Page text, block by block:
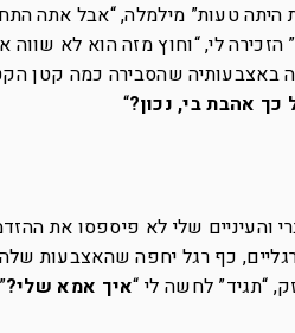
היתה טעות” מילמלה, “אבל אתה
לי, “וחוץ מזה הוא לא
באצבעותיה שהסבירה כמה קטן
כך אהבת בי, נכון?“
והעיניים שלי לא פיספסו את
כף רגל יחפה שהאצבעות
“תגיד” לחשה לי “איך אמא שלי?